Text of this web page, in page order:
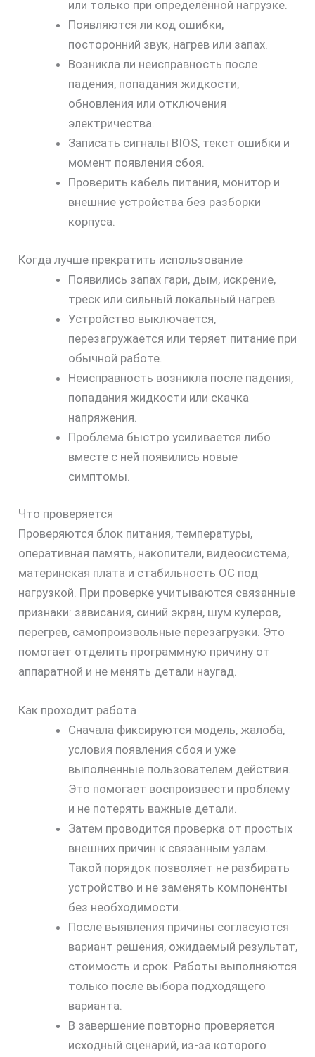
или только при определённой нагрузке.
Появляются ли код ошибки,
посторонний звук, нагрев или запах.
Возникла ли неисправность после
падения, попадания жидкости,
обновления или отключения
электричества.
Записать сигналы BIOS, текст ошибки и
момент появления сбоя.
Проверить кабель питания, монитор и
внешние устройства без разборки
корпуса.
Когда лучше прекратить использование
Появились запах гари, дым, искрение,
треск или сильный локальный нагрев.
Устройство выключается,
перезагружается или теряет питание при
обычной работе.
Неисправность возникла после падения,
попадания жидкости или скачка
напряжения.
Проблема быстро усиливается либо
вместе с ней появились новые
симптомы.
Что проверяется
Проверяются блок питания, температуры,
оперативная память, накопители, видеосистема,
материнская плата и стабильность ОС под
нагрузкой. При проверке учитываются связанные
признаки: зависания, синий экран, шум кулеров,
перегрев, самопроизвольные перезагрузки. Это
помогает отделить программную причину от
аппаратной и не менять детали наугад.
Как проходит работа
Сначала фиксируются модель, жалоба,
условия появления сбоя и уже
выполненные пользователем действия.
Это помогает воспроизвести проблему
и не потерять важные детали.
Затем проводится проверка от простых
внешних причин к связанным узлам.
Такой порядок позволяет не разбирать
устройство и не заменять компоненты
без необходимости.
После выявления причины согласуются
вариант решения, ожидаемый результат,
стоимость и срок. Работы выполняются
только после выбора подходящего
варианта.
В завершение повторно проверяется
исходный сценарий, из-за которого
30%